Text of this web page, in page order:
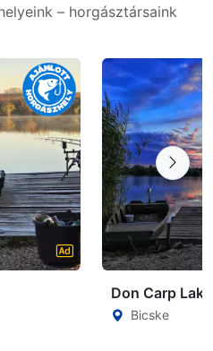
– horgásztársaink
Don Carp Lake
Bicske